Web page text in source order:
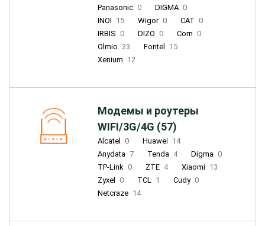
Panasonic 0 DIGMA 0
INOI 15 Wigor 0 CAT 0
IRBIS 0 DIZO 0 Corn 0
Olmio 23 Fontel
15
Xenium 12
Модемы и роутеры
WIFI/3G/4G (57)
Alcatel 0 Huawei 14
Anydata 7 Tenda 4 Digma 0
TP-Link 0 ZTE 4 Xiaomi 13
Zyxel
0 TCL 1 Cudy 0
Netcraze 14